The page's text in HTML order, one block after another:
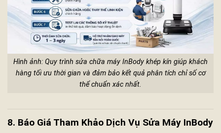
Hình ảnh: Quy trình sửa chữa máy InBody khép kín giúp khách
hàng tối ưu thời gian và đảm bảo kết quả phân tích chỉ số cơ
thể chuẩn xác nhất.
8. Báo Giá Tham Khảo Dịch Vụ Sửa Máy InBody